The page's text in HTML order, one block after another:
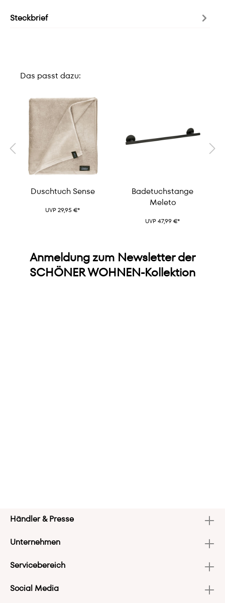
Steckbrief
Das passt dazu:
Duschtuch Sense
UVP 29,95 €*
Badetuchstange
Meleto
UVP 47,99 €*
Anmeldung zum Newsletter der
SCHÖNER WOHNEN-Kollektion
Händler & Presse
Unternehmen
Servicebereich
Social Media